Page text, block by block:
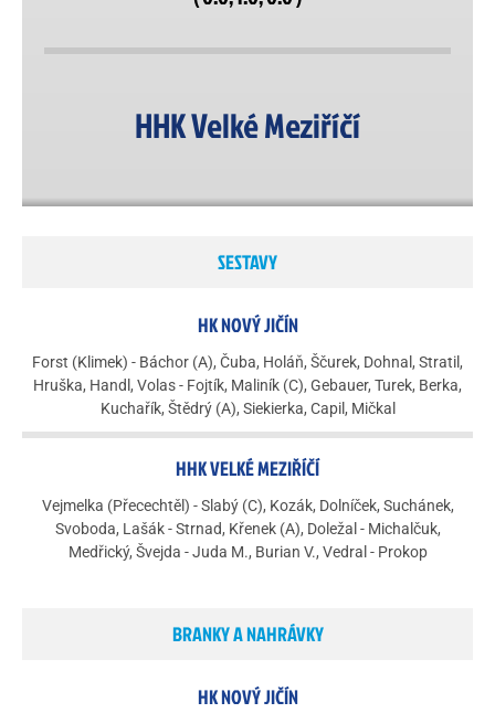
HHK Velké Meziříčí
SESTAVY
HK NOVÝ JIČÍN
Forst (Klimek) - Báchor (A), Čuba, Holáň, Ščurek, Dohnal, Stratil,
Hruška, Handl, Volas - Fojtík, Maliník (C), Gebauer, Turek, Berka,
Kuchařík, Štědrý (A), Siekierka, Capil, Mičkal
HHK VELKÉ MEZIŘÍČÍ
Vejmelka (Přecechtěl) - Slabý (C), Kozák, Dolníček, Suchánek,
Svoboda, Lašák - Strnad, Křenek (A), Doležal - Michalčuk,
Medřický, Švejda - Juda M., Burian V., Vedral - Prokop
BRANKY A NAHRÁVKY
HK NOVÝ JIČÍN